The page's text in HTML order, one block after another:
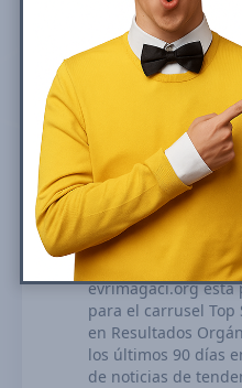
La visibilidad en
carrusel de Top
Resultados
tráfico que un sitio
sus posiciones en
búsqueda
Visibilidad de
rendimiento de
contenido, la
nuestras
clics).
evrimagaci.org está
para el carrusel Top
en Resultados
los últimos 90 días
de noticias de